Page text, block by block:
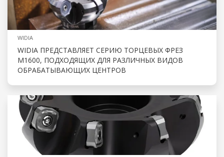
WIDIA
WIDIA ПРЕДСТАВЛЯЕТ СЕРИЮ ТОРЦЕВЫХ ФРЕЗ
M1600, ПОДХОДЯЩИХ ДЛЯ РАЗЛИЧНЫХ ВИДОВ
ОБРАБАТЫВАЮЩИХ ЦЕНТРОВ